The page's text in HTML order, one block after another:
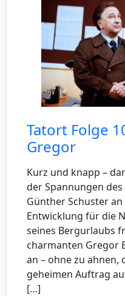
Tatort Folge
Gregor
Kurz und knapp –
der Spannungen
Günther Schuster
Entwicklung für die
seines Bergurlaubs
charmanten Gregor
an – ohne zu ahnen,
geheimen Auftrag
[…]